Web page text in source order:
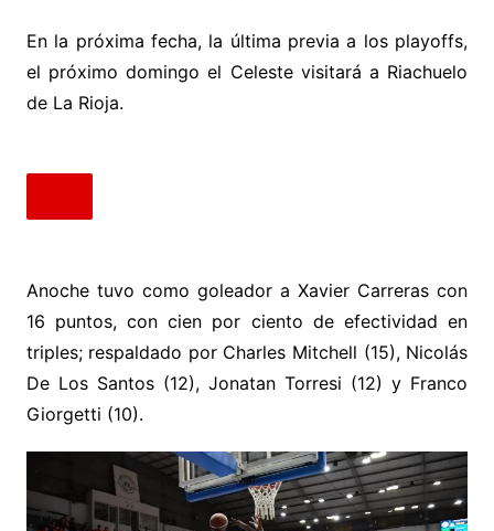
En la próxima fecha, la última previa a los playoffs,
el próximo domingo el Celeste visitará a Riachuelo
de La Rioja.
Anoche tuvo como goleador a Xavier Carreras con
16 puntos, con cien por ciento de efectividad en
triples; respaldado por Charles Mitchell (15), Nicolás
De Los Santos (12), Jonatan Torresi (12) y Franco
Giorgetti (10).